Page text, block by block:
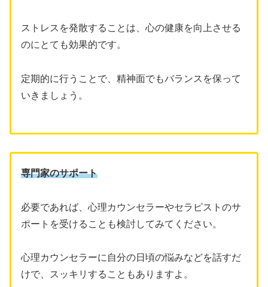
ストレスを発散することは、心の健康を向上させる
のにとても効果的です。
定期的に行うことで、精神面でもバランスを保って
いきましょう。
専門家のサポート
必要であれば、心理カウンセラーやセラピストのサ
ポートを受けることも検討してみてください。
心理カウンセラーに自分の日頃の悩みなどを話すだ
けで、スッキリすることもありますよ。